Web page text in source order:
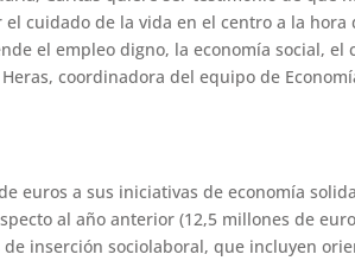
cuidado de la vida en el centro a la
el empleo digno, la economía social, el
coordinadora del equipo de
euros a sus iniciativas de economía
al año anterior (12,5 millones de
inserción sociolaboral, que incluyen